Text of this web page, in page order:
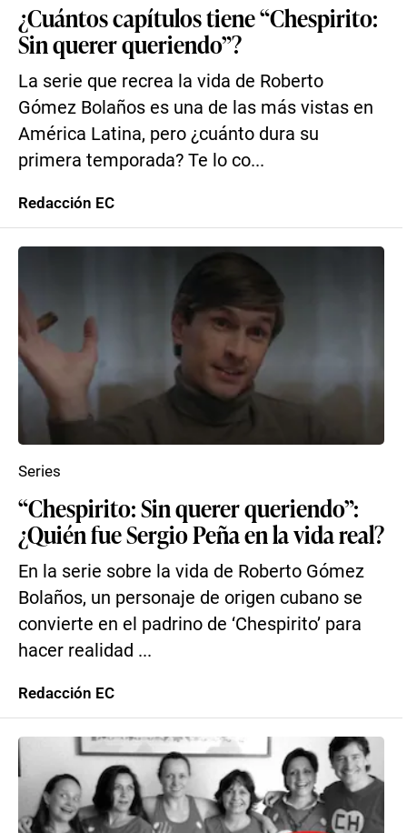
¿Cuántos capítulos tiene “Chespirito:
Sin querer queriendo”?
La serie que recrea la vida de Roberto
Gómez Bolaños es una de las más vistas en
América Latina, pero ¿cuánto dura su
primera temporada? Te lo co...
Redacción EC
“Chespirito: Sin querer queriendo”:
¿Quién fue Sergio Peña en la vida real?
En la serie sobre la vida de Roberto Gómez
Bolaños, un personaje de origen cubano se
convierte en el padrino de ‘Chespirito’ para
hacer realidad ...
Series
Redacción EC